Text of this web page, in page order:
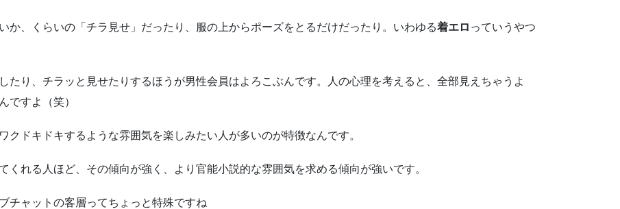
か、くらいの「チラ見せ」だったり、服の上からポーズをとるだけだったり。いわゆる着エロ っていうやつ
たり、チラッと見せたりするほうが男性会員はよろこぶんです。人の心理を考えると、全部見えちゃうよ
ですよ（笑）
クドキドキするような雰囲気を楽しみたい人が多いのが特徴なんです。
くれる人ほど、その傾向が強く、より官能小説的な雰囲気を求める傾向が強いです。
チャットの客層ってちょっと特殊ですね